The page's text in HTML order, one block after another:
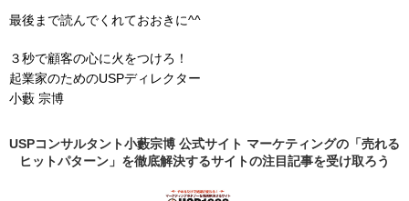
最後まで読んでくれておおきに^^
３秒で顧客の心に火をつけろ！
起業家のためのUSPディレクター
小藪 宗博
USPコンサルタント小藪宗博 公式サイト マーケティングの「売れる
ヒットパターン」を徹底解決するサイトの注目記事を受け取ろう